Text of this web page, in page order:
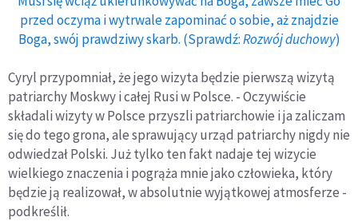
przed oczyma i wytrwale zapominać o sobie, aż znajdzie
Boga, swój prawdziwy skarb. (Sprawdź:Rozwój duchowy)
Cyryl przypomniał, że jego wizyta będzie pierwszą wizytą
patriarchy Moskwy i całej Rusi w Polsce. - Oczywiście
składali wizyty w Polsce przyszli patriarchowie i ja zaliczam
się do tego grona, ale sprawujący urząd patriarchy nigdy nie
odwiedzał Polski. Już tylko ten fakt nadaje tej wizycie
wielkiego znaczenia i pogrąża mnie jako człowieka, który
będzie ją realizował, w absolutnie wyjątkowej atmosferze -
podkreślił.